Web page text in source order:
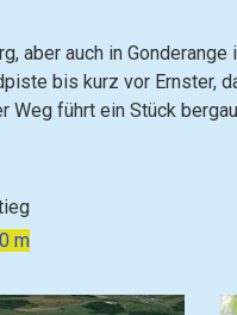
aber auch in
bis kurz vor
Weg führt ein Stück
m